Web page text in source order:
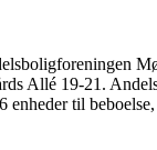
Allé 19-21.
enheder til